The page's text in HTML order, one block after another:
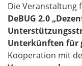
Die Veranstaltung
DeBUG 2.0
Unterkünften für
Kooperation mit